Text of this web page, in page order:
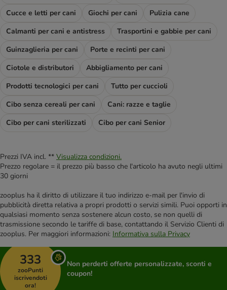
Cucce e letti per cani
Giochi per cani
Pulizia cane
Calmanti per cani e antistress
Trasportini e gabbie per cani
Guinzaglieria per cani
Porte e recinti per cani
Ciotole e distributori
Abbigliamento per cani
Prodotti tecnologici per cani
Tutto per cuccioli
Cibo senza cereali per cani
Cani: razze e taglie
Cibo per cani sterilizzati
Cibo per cani Senior
Prezzi IVA incl. ** Visualizza condizioni.
Prezzo regolare = il prezzo più basso che l'articolo ha avuto negli ultimi
30 giorni
zooplus ha il diritto di utilizzare il tuo indirizzo e-mail per l'invio di
pubblicità diretta relativa a propri prodotti o servizi simili. Puoi opporti in
qualsiasi momento senza sostenere alcun costo, se non quelli di
trasmissione secondo le tariffe di base, contattando il Servizio Clienti di
zooplus. Per maggiori informazioni: Informativa sulla Privacy
333
zooPunti
iscrivendoti
ora!
Non perderti offerte personalizzate, sconti e
coupon!